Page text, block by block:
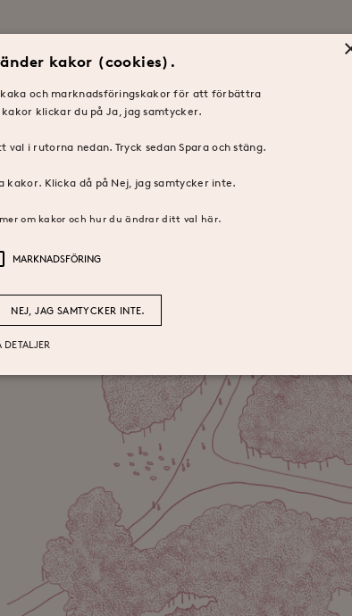
kakor (cookies).
och marknadsföringskakor för att förbättra
klickar du på Ja, jag samtycker.
i rutorna nedan. Tryck sedan Spara och stäng.
Klicka då på Nej, jag samtycker inte.
om kakor och hur du ändrar ditt val här.
MARKNADSFÖRING
NEJ, JAG SAMTYCKER INTE.
DETALJER
t.ex. analytiska kakor. Dessa cookies kan inte användas för att direkt
cookie ställs in av Google Analytics. Den lagrar och uppdaterar ett
värde för varje besökt sida och används för att räkna och spåra
är en mönstertyps-cookie som har ställts in av Google Analytics, där
i namnet innehåller det unika identitetsnumret för
eller webbplatsen det hänför sig till. Det är en variant av _gat-
som används för att begränsa mängden data som registreras av
på webbplatser med hög trafikvolym.